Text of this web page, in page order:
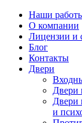
Наши
О компании
Лицензии и
Блог
Контакты
Двери
Двери
Двери
и